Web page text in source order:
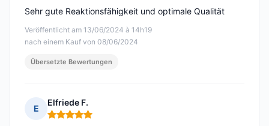
Veröffentlicht am 13/06/2024 à 14h19
nach einem Kauf von 08/06/2024
Sehr gute Reaktionsfähigkeit und optimale Qualität
Übersetzte Bewertungen
E
Elfriede F.
Hinweis: 5 von 5